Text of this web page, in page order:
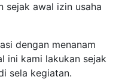
sejak awal izin usaha
dengan menanam
ini kami lakukan sejak
sela kegiatan.